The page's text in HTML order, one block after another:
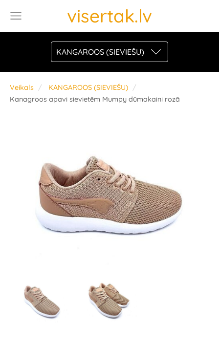
visertak.lv
KANGAROOS (SIEVIEŠU)
Veikals
KANGAROOS (SIEVIEŠU)
Kanagroos apavi sievietēm Mumpy dūmakaini rozā